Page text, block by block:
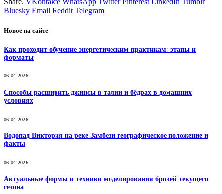
Share. VKontakte WhatsApp Twitter Pinterest LinkedIn Tumblr
Bluesky Email ‏Reddit Telegram
Новое на сайте
Как проходит обучение энергетическим практикам: этапы и
форматы
06.04.2026
Способы расширить джинсы в талии и бёдрах в домашних
условиях
06.04.2026
Водопад Виктория на реке Замбези географическое положение и
факты
06.04.2026
Актуальные формы и техники моделирования бровей текущего
сезона